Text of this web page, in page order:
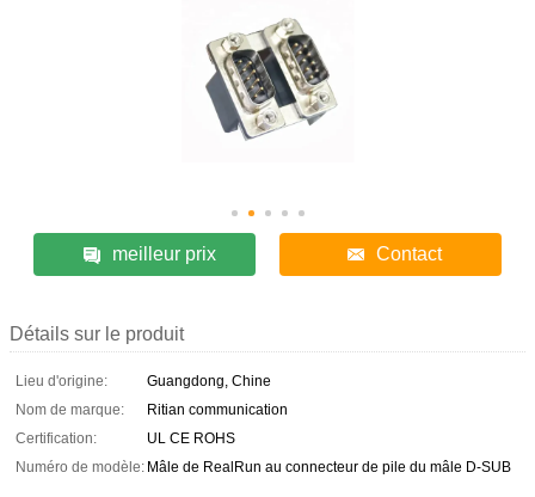
meilleur prix Contact
Détails sur le produit
Lieu d'origine:
Guangdong, Chine
Nom de marque:
Ritian communication
Certification:
UL CE ROHS
Numéro de modèle: Mâle de RealRun au connecteur de pile du mâle D-SUB